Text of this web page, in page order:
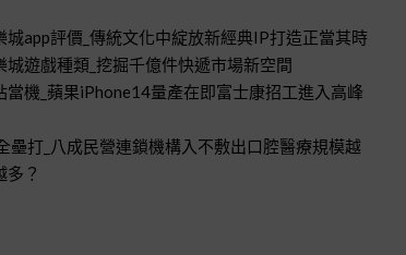
城app評價_傳統文化中綻放新經典IP打造正當其時
城遊戲種類_挖掘千億件快遞市場新空間
當機_蘋果iPhone14量產在即富士康招工進入高峰
壘打_八成民營連鎖機構入不敷出口腔醫療規模越
多？